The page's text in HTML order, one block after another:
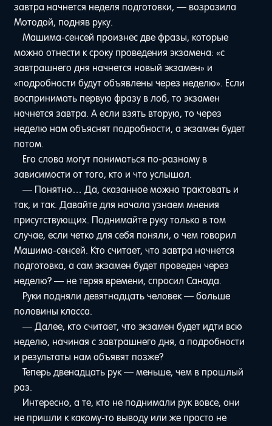
завтра начнется неделя подготовки, — возразила
Мотодой, подняв руку.
Машима-сенсей произнес две фразы, которые
можно отнести к сроку проведения экзамена: «с
завтрашнего дня начнется новый экзамен» и
«подробности будут объявлены через неделю». Если
воспринимать первую фразу в лоб, то экзамен
начнется завтра. А если взять вторую, то через
неделю нам объяснят подробности, а экзамен будет
потом.
Его слова могут пониматься по-разному в
зависимости от того, кто и что услышал.
— Понятно… Да, сказанное можно трактовать и
так, и так. Давайте для начала узнаем мнения
присутствующих. Поднимайте руку только в том
случае, если четко для себя поняли, о чем говорил
Машима-сенсей. Кто считает, что завтра начнется
подготовка, а сам экзамен будет проведен через
неделю? — не теряя времени, спросил Санада.
Руки подняли девятнадцать человек — больше
половины класса.
— Далее, кто считает, что экзамен будет идти всю
неделю, начиная с завтрашнего дня, а подробности
и результаты нам объявят позже?
Теперь двенадцать рук — меньше, чем в прошлый
раз.
Интересно, а те, кто не поднимали рук вовсе, они
не пришли к какому-то выводу или же просто не